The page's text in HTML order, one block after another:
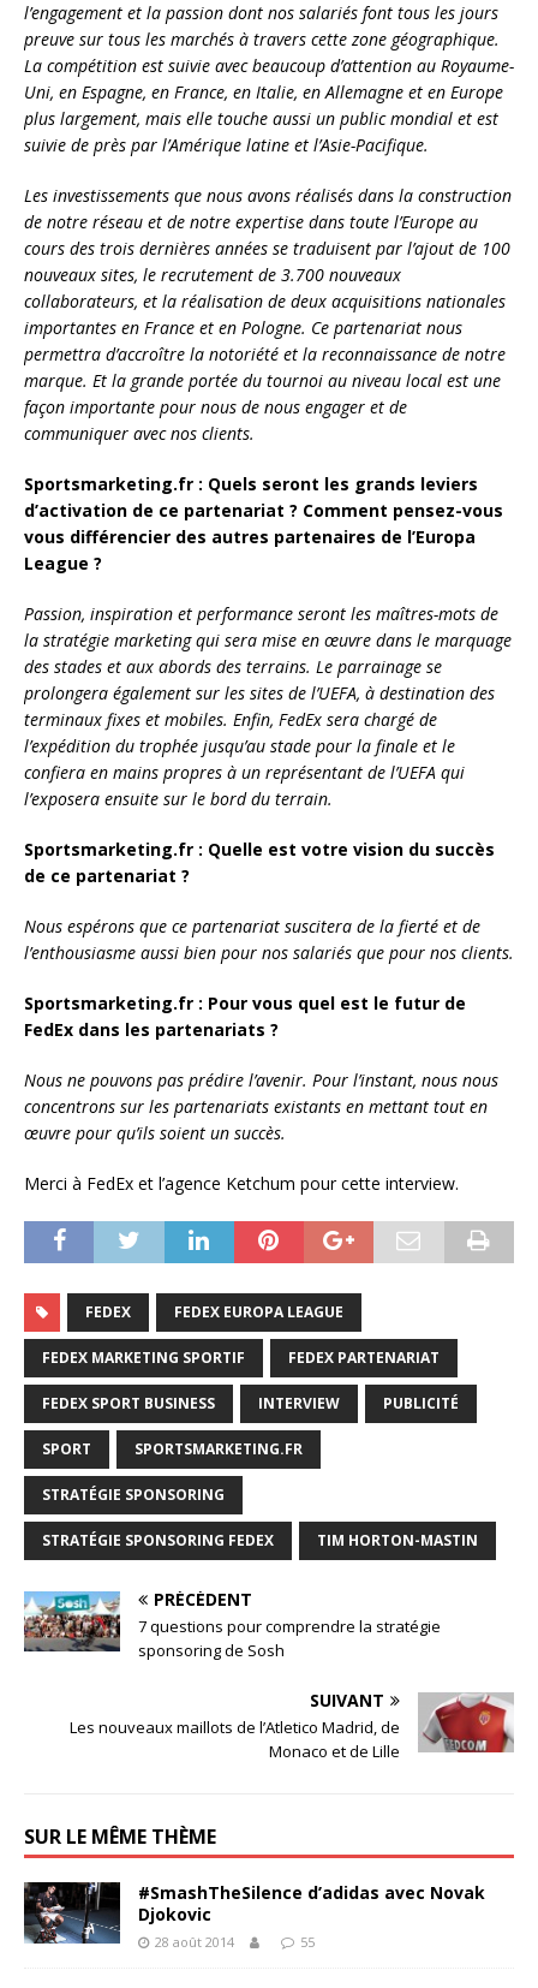
l’engagement et la passion dont nos salariés font tous les jours
preuve sur tous les marchés à travers cette zone géographique.
La compétition est suivie avec beaucoup d’attention au Royaume-
Uni, en Espagne, en France, en Italie, en Allemagne et en Europe
plus largement, mais elle touche aussi un public mondial et est
suivie de près par l’Amérique latine et l’Asie-Pacifique.
Les investissements que nous avons réalisés dans la construction
de notre réseau et de notre expertise dans toute l’Europe au
cours des trois dernières années se traduisent par l’ajout de 100
nouveaux sites, le recrutement de 3.700 nouveaux
collaborateurs, et la réalisation de deux acquisitions nationales
importantes en France et en Pologne. Ce partenariat nous
permettra d’accroître la notoriété et la reconnaissance de notre
marque. Et la grande portée du tournoi au niveau local est une
façon importante pour nous de nous engager et de
communiquer avec nos clients.
Sportsmarketing.fr : Quels seront les grands leviers
d’activation de ce partenariat ? Comment pensez-vous
vous différencier des autres partenaires de l’Europa
League ?
Passion, inspiration et performance seront les maîtres-mots de
la stratégie marketing qui sera mise en œuvre dans le marquage
des stades et aux abords des terrains. Le parrainage se
prolongera également sur les sites de l’UEFA, à destination des
terminaux fixes et mobiles. Enfin, FedEx sera chargé de
l’expédition du trophée jusqu’au stade pour la finale et le
confiera en mains propres à un représentant de l’UEFA qui
l’exposera ensuite sur le bord du terrain.
Sportsmarketing.fr : Quelle est votre vision du succès
de ce partenariat ?
Nous espérons que ce partenariat suscitera de la fierté et de
l’enthousiasme aussi bien pour nos salariés que pour nos clients.
Sportsmarketing.fr : Pour vous quel est le futur de
FedEx dans les partenariats ?
Nous ne pouvons pas prédire l’avenir. Pour l’instant, nous nous
concentrons sur les partenariats existants en mettant tout en
œuvre pour qu’ils soient un succès.
Merci à FedEx et l’agence Ketchum pour cette interview.
FEDEX FEDEX EUROPA LEAGUE
FEDEX MARKETING SPORTIF FEDEX PARTENARIAT
FEDEX SPORT BUSINESS INTERVIEW PUBLICITÉ
SPORT SPORTSMARKETING.FR
STRATÉGIE SPONSORING
STRATÉGIE SPONSORING FEDEX TIM HORTON-MASTIN
PRÉCÉDENT
7 questions pour comprendre la stratégie
sponsoring de Sosh
SUIVANT
Les nouveaux maillots de l’Atletico Madrid, de
Monaco et de Lille
SUR LE MÊME THÈME
#SmashTheSilence d’adidas avec Novak
Djokovic
28 août 2014 55